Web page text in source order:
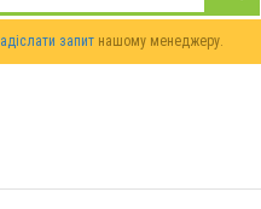
запит нашому менеджеру.